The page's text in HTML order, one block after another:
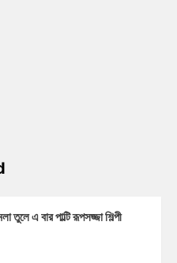
তুলে এ বার পাল্টি রূপসজ্জা শিল্পী